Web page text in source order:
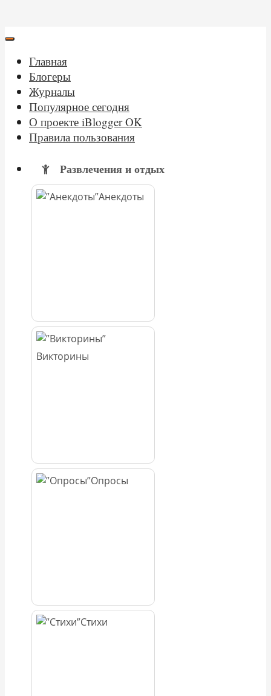
Главная
Блогеры
Журналы
Популярное сегодня
О проекте iBlogger OK
Правила пользования
Развлечения и отдых
Анекдоты
Викторины
Опросы
Стихи